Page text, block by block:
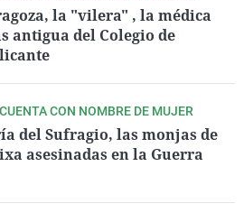
la "vilera" , la médica
antigua del Colegio de
CON NOMBRE DE MUJER
del Sufragio, las monjas de
asesinadas en la Guerra